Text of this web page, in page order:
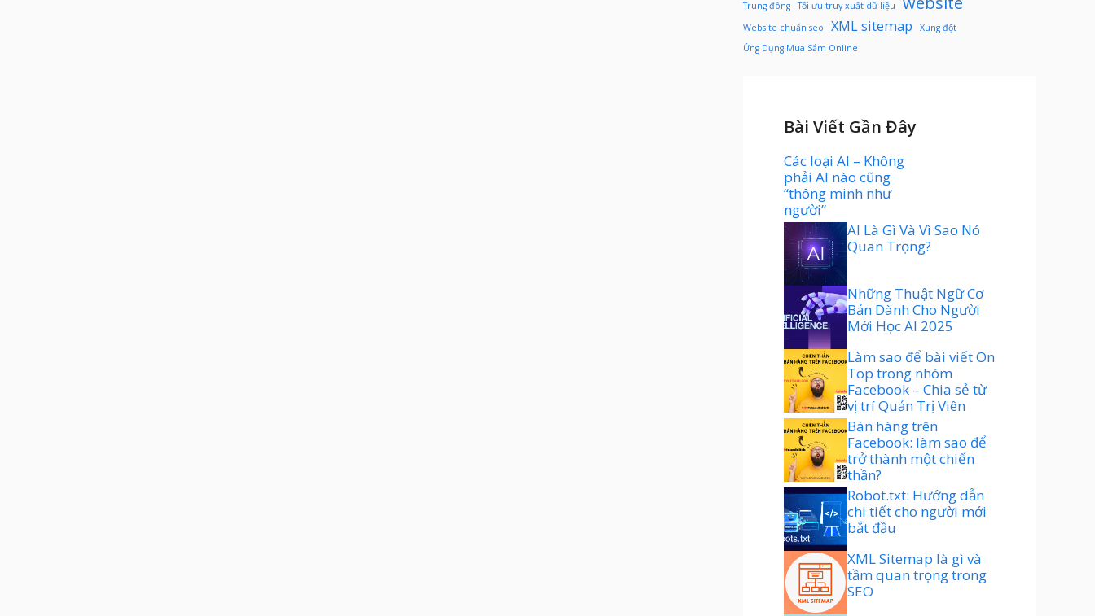
Trung đông Tối ưu truy xuất dữ liệu
Website chuẩn seo XML sitemap
Xung đột
Ứng Dụng Mua Sắm Online
Bài Viết Gần Đây
Các loại AI – Không
phải AI nào cũng
“thông minh như
người”
AI Là Gì Và Vì Sao Nó
Quan Trọng?
Những Thuật Ngữ Cơ
Bản Dành Cho Người
Mới Học AI 2025
Làm sao để bài viết On
Top trong nhóm
Facebook – Chia sẻ từ
vị trí Quản Trị Viên
Bán hàng trên
Facebook: làm sao để
trở thành một chiến
thần?
Robot.txt: Hướng dẫn
chi tiết cho người mới
bắt đầu
XML Sitemap là gì và
tầm quan trọng trong
SEO